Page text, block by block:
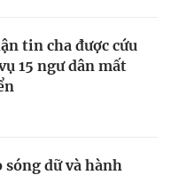
tin cha được cứu
15 ngư dân mất
sóng dữ và hành